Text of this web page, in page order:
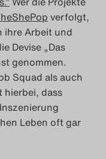
Blog
Blog
Blog
verfolgt,
ihre Arbeit und
Devise „Das
genommen.
Squad als auch
hierbei, dass
Leben oft gar